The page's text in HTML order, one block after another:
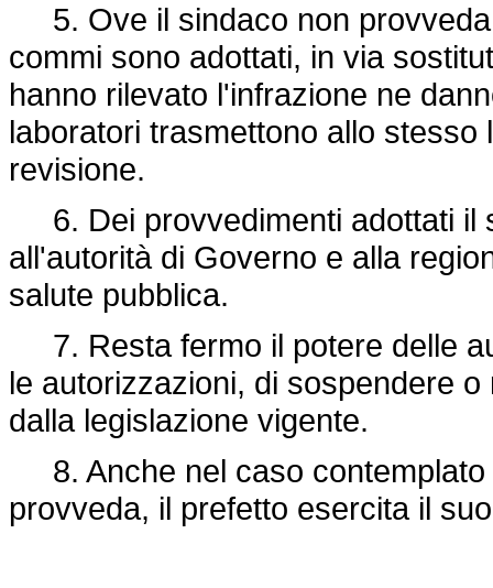
5. Ove il sindaco non
commi sono adottati, in via
hanno rilevato l'infrazione ne
laboratori trasmettono allo
revisione.
6. Dei provvedimenti adottati il
all'autorità di Governo e alla
salute pubblica.
7. Resta fermo il potere delle
le autorizzazioni, di sospendere
dalla legislazione vigente.
8. Anche nel caso contemplato
provveda, il prefetto esercita il